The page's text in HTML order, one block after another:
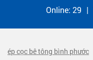
Online: 29 |
ép cọc bê tông bình phước